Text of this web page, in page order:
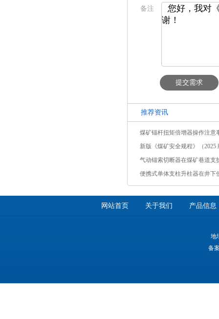
备注
提交需求
推荐资讯
煤矿锚杆扭矩倍增器操作注意
新版《煤矿安全规程》（2025
气动锚索切断器在煤矿巷道支
便携式单体支柱升柱器在井下
网站首页 关于我们 产品信息
地
备